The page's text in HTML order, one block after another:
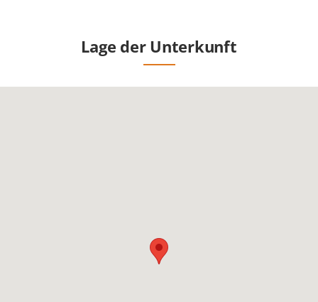
Lage der Unterkunft